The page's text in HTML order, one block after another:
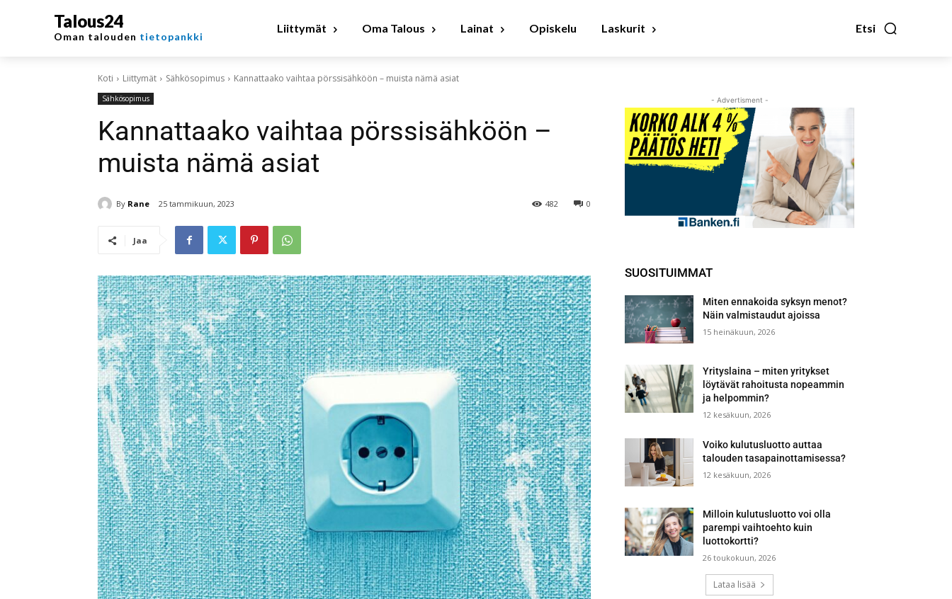
Talous24
Oman talouden tietopankki
Etsi
Liittymät Oma Talous Lainat Opiskelu Laskurit
Koti Liittymät Sähkösopimus Kannattaako vaihtaa pörssisähköön – muista nämä asiat
Sähkösopimus
Kannattaako vaihtaa pörssisähköön –
muista nämä asiat
By Rane 25 tammikuun, 2023 0
482
Jaa
- Advertisment -
SUOSITUIMMAT
Miten ennakoida syksyn menot?
Näin valmistaudut ajoissa
15 heinäkuun, 2026
Yrityslaina – miten yritykset
löytävät rahoitusta nopeammin
ja helpommin?
12 kesäkuun, 2026
Voiko kulutusluotto auttaa
talouden tasapainottamisessa?
12 kesäkuun, 2026
Milloin kulutusluotto voi olla
parempi vaihtoehto kuin
luottokortti?
26 toukokuun, 2026
Lataa lisää